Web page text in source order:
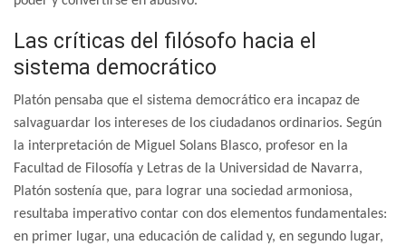
Las críticas del filósofo hacia el
sistema democrático
Platón pensaba que el sistema democrático era incapaz de
salvaguardar los intereses de los ciudadanos ordinarios. Según
la interpretación de Miguel Solans Blasco, profesor en la
Facultad de Filosofía y Letras de la Universidad de Navarra,
Platón sostenía que, para lograr una sociedad armoniosa,
resultaba imperativo contar con dos elementos fundamentales:
en primer lugar, una educación de calidad y, en segundo lugar,